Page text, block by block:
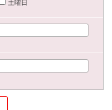
土曜日